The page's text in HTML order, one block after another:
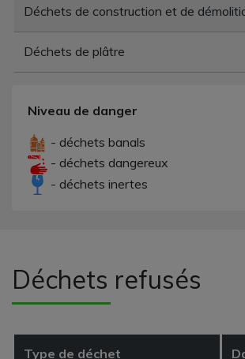
Déchets de construction et de
Déchets de plâtre
Niveau de danger
- déchets banals
- déchets dangereux
- déchets inertes
Déchets refusés
Type de déchet